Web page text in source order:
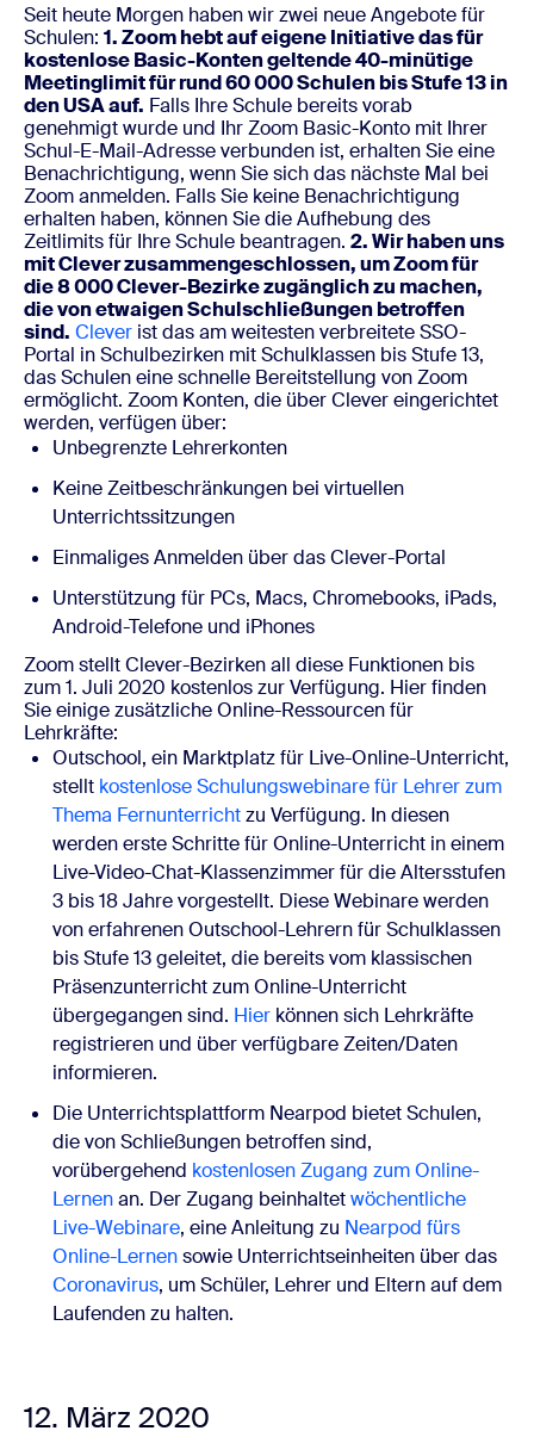
Seit heute Morgen haben wir zwei neue Angebote für
Schulen: 1. Zoom hebt auf eigene Initiative das für
kostenlose Basic-Konten geltende 40-minütige
Meetinglimit für rund 60 000 Schulen bis Stufe 13 in
den USA auf. Falls Ihre Schule bereits vorab
genehmigt wurde und Ihr Zoom Basic-Konto mit Ihrer
Schul-E-Mail-Adresse verbunden ist, erhalten Sie eine
Benachrichtigung, wenn Sie sich das nächste Mal bei
Zoom anmelden. Falls Sie keine Benachrichtigung
erhalten haben, können Sie die Aufhebung des
Zeitlimits für Ihre Schule beantragen. 2. Wir haben uns
mit Clever zusammengeschlossen, um Zoom für
die 8 000 Clever-Bezirke zugänglich zu machen,
die von etwaigen Schulschließungen betroffen
sind. Clever ist das am weitesten verbreitete SSO-
Portal in Schulbezirken mit Schulklassen bis Stufe 13,
das Schulen eine schnelle Bereitstellung von Zoom
ermöglicht. Zoom Konten, die über Clever eingerichtet
werden, verfügen über:
Unbegrenzte Lehrerkonten
Keine Zeitbeschränkungen bei virtuellen
Unterrichtssitzungen
Einmaliges Anmelden über das Clever-Portal
Unterstützung für PCs, Macs, Chromebooks, iPads,
Android-Telefone und iPhones
Zoom stellt Clever-Bezirken all diese Funktionen bis
zum 1. Juli 2020 kostenlos zur Verfügung. Hier finden
Sie einige zusätzliche Online-Ressourcen für
Lehrkräfte:
Outschool, ein Marktplatz für Live-Online-Unterricht,
stellt kostenlose Schulungswebinare für Lehrer zum
Thema Fernunterrichtzu Verfügung. In diesen
werden erste Schritte für Online-Unterricht in einem
Live-Video-Chat-Klassenzimmer für die Altersstufen
3 bis 18 Jahre vorgestellt. Diese Webinare werden
von erfahrenen Outschool-Lehrern für Schulklassen
bis Stufe 13 geleitet, die bereits vom klassischen
Präsenzunterricht zum Online-Unterricht
übergegangen sind. Hier können sich Lehrkräfte
registrieren und über verfügbare Zeiten/Daten
informieren.
Die Unterrichtsplattform Nearpod bietet Schulen,
die von Schließungen betroffen sind,
vorübergehend kostenlosen Zugang zum Online-
Lernenan. Der Zugang beinhaltetwöchentliche
Live-Webinare, eineAnleitung zu Nearpod fürs
Online-Lernensowie Unterrichtseinheiten über das
Coronavirus, um Schüler, Lehrer und Eltern auf dem
Laufenden zu halten.
12. März 2020